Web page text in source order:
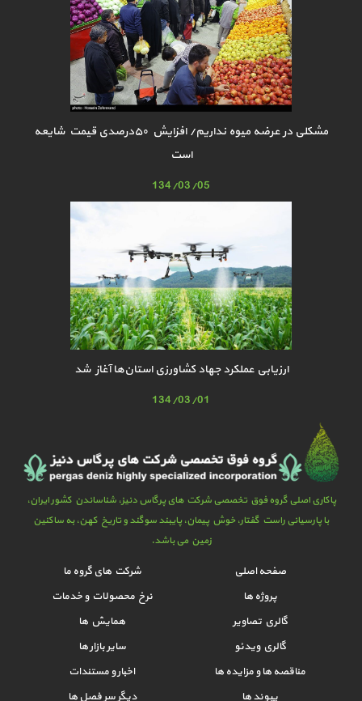
مشکلی در عرضه میوه نداریم/ افزایش ۵۰درصدی قیمت شایعه
است
134/03/05
ارزیابی عملکرد جهاد کشاورزی استان‌ها آغاز شد
134/03/01
پاکاری اصلی گروه فوق تخصصی شرکت های پرگاس دنیز، شناساندن کشور ایران،
با پارسیانی راست گفتار، خوش پیمان، پایبند سوگند و تاریخ کهن، به ساکنین
زمین می باشد.
صفحه اصلی
شرکت های گروه ما
پروژه ها
نرخ محصولات و خدمات
گالري تصاوير
همایش ها
گالري ويدئو
سایر بازار ها
مناقصه ها و مزایده ها
اخبار و مستندات
پیوند ها
دیگر سر فصل ها